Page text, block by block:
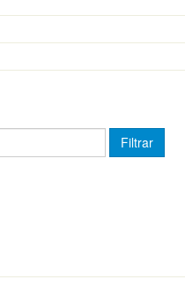
Filtrar